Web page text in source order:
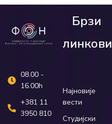
08.00 -
16.00h
+381 11
3950 810
Брзи
линкови
Најновије
вести
Студијски